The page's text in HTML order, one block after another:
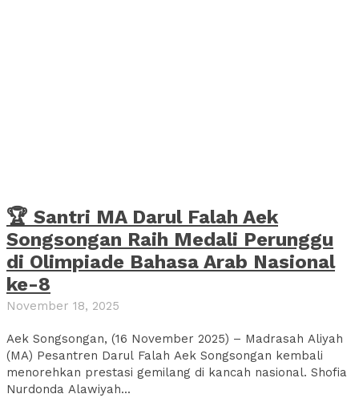
🏆 Santri MA Darul Falah Aek
Songsongan Raih Medali Perunggu
di Olimpiade Bahasa Arab Nasional
ke-8
November 18, 2025
Aek Songsongan, (16 November 2025) – Madrasah Aliyah
(MA) Pesantren Darul Falah Aek Songsongan kembali
menorehkan prestasi gemilang di kancah nasional. Shofia
Nurdonda Alawiyah...